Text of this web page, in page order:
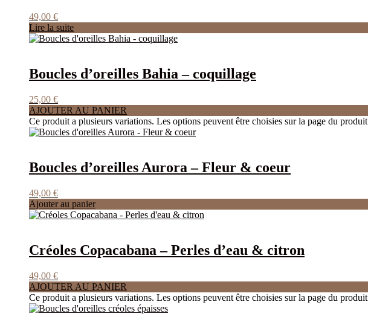
49,00 €
Lire la suite
Boucles d’oreilles Bahia – coquillage
25,00 €
AJOUTER AU PANIER
Ce produit a plusieurs variations. Les options peuvent être choisies sur la page du produit
Boucles d’oreilles Aurora – Fleur & coeur
49,00 €
Ajouter au panier
Créoles Copacabana – Perles d’eau & citron
49,00 €
AJOUTER AU PANIER
Ce produit a plusieurs variations. Les options peuvent être choisies sur la page du produit